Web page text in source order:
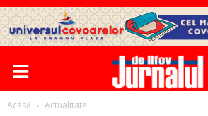
Acasă Actualitate